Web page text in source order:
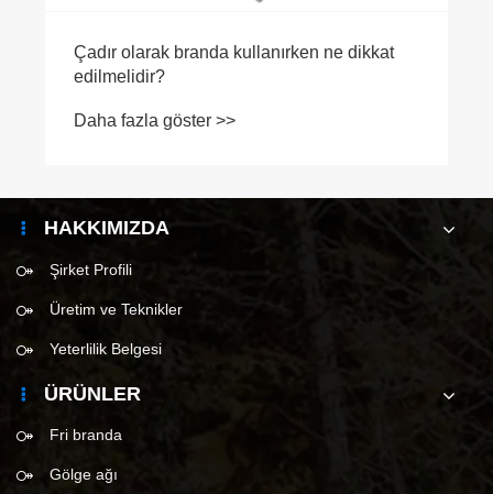
Çadır olarak branda kullanırken ne dikkat
edilmelidir?
Daha fazla göster >>
HAKKIMIZDA
Şirket Profili
Üretim ve Teknikler
Yeterlilik Belgesi
ÜRÜNLER
Fri branda
Gölge ağı